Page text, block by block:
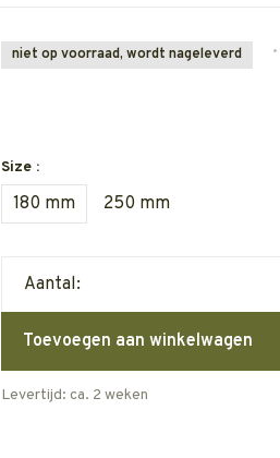
niet op voorraad, wordt nageleverd •
Size :
180 mm 250 mm
Aantal:
Toevoegen aan winkelwagen
Levertijd: ca. 2 weken